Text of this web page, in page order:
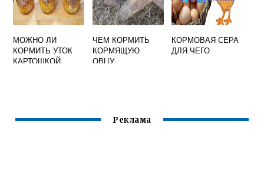
МОЖНО ЛИ
КОРМИТЬ УТОК
КАРТОШКОЙ
ЧЕМ КОРМИТЬ
КОРМЯЩУЮ
ОВЦУ
КОРМОВАЯ СЕРА
ДЛЯ ЧЕГО
Реклама